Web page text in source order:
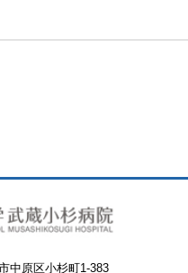
中原区小杉町1-383